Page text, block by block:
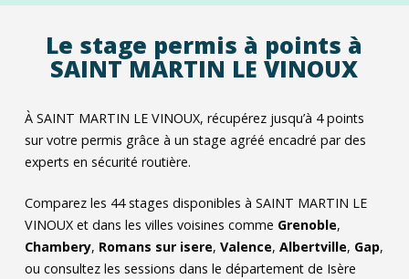
Le stage permis à points à
SAINT MARTIN LE VINOUX
À SAINT MARTIN LE VINOUX, récupérez jusqu’à 4 points
sur votre permis grâce à un stage agréé encadré par des
experts en sécurité routière.
Comparez les 44stages disponibles à SAINT MARTIN LE
VINOUX et dans les villes voisines comme Grenoble,
Chambery, Romans sur isere, Valence, Albertville, Gap,
ou consultez les sessions dans le département de Isère